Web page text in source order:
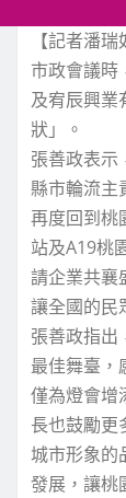
【記者潘
市政會議時
及宥辰興業
狀」。
張善政表示
縣市輪流主
再度回到桃
站及A19桃
請企業共襄
讓全國的民
張善政指出
最佳舞臺，
僅為燈會增
長也鼓勵更
城市形象的
發展，讓桃